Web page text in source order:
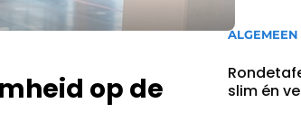
op de
ALGEMEEN
slim én